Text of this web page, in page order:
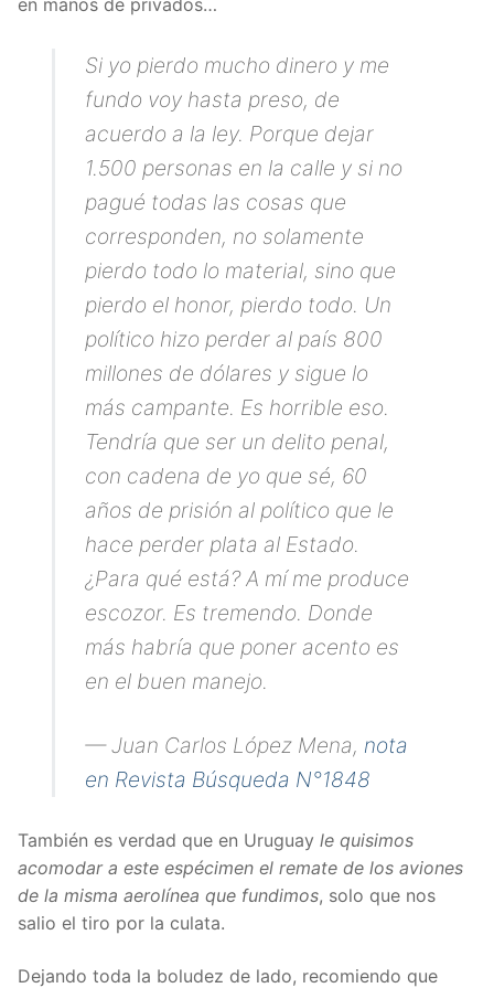
Si yo pierdo mucho dinero y me
fundo voy hasta preso, de
acuerdo a la ley. Porque dejar
1.500 personas en la calle y si no
pagué todas las cosas que
corresponden, no solamente
pierdo todo lo material, sino que
pierdo el honor, pierdo todo. Un
político hizo perder al país 800
millones de dólares y sigue lo
más campante. Es horrible eso.
Tendría que ser un delito penal,
con cadena de yo que sé, 60
años de prisión al político que le
hace perder plata al Estado.
¿Para qué está? A mí me produce
escozor. Es tremendo. Donde
más habría que poner acento es
en el buen manejo.
— Juan Carlos López Mena, nota
en Revista Búsqueda N°1848
También es verdad que en Uruguay le quisimos
acomodar a este espécimen el remate de los aviones
de la misma aerolínea que fundimos, solo que nos
salio el tiro por la culata.
Dejando toda la boludez de lado, recomiendo que